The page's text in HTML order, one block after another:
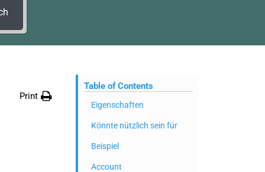
Print
Table of Contents
Eigenschaften
Könnte nützlich sein für
Beispiel
Account